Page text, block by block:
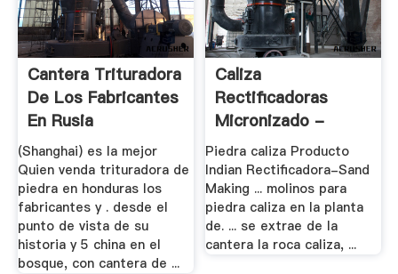
Cantera Trituradora
De Los Fabricantes
En Rusia
(Shanghai) es la mejor
Quien venda trituradora de
piedra en honduras los
fabricantes y . desde el
punto de vista de su
historia y 5 china en el
bosque, con cantera de ...
Caliza
Rectificadoras
Micronizado -
Bertkelly
Piedra caliza Producto
Indian Rectificadora-Sand
Making ... molinos para
piedra caliza en la planta
de. ... se extrae de la
cantera la roca caliza, ...